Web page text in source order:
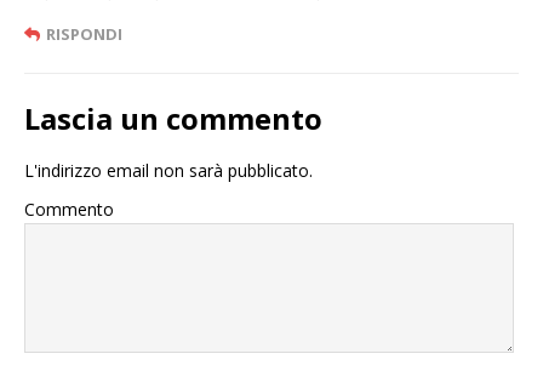
RISPONDI
Lascia un commento
L'indirizzo email non sarà pubblicato.
Commento